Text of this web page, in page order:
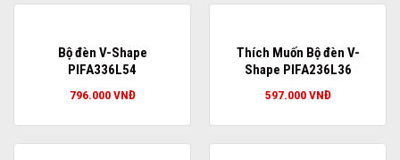
Bộ đèn V-Shape
PIFA336L54
796.000VNĐ
Thích Muốn Bộ đèn V-
Shape PIFA236L36
597.000VNĐ